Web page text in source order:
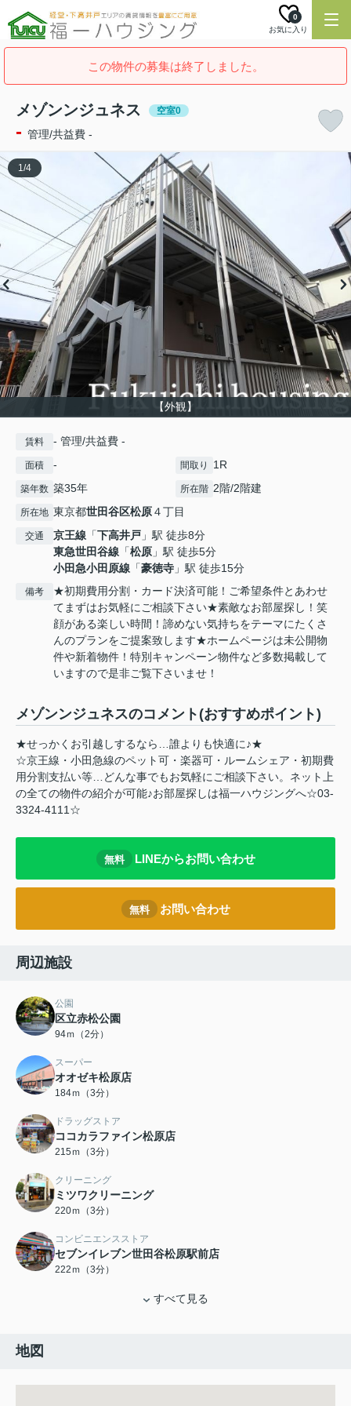
お気に入り
0
この物件の募集は終了しました。
メゾンンジュネス 空室0
- 管理/共益費 -
【外観】
1/4
賃料 - 管理/共益費 -
面積 - 間取り 1R
築年数 築35年 所在階 2階/2階建
所在地 東京都世田谷区松原４丁目
交通 京王線 「下高井戸 」駅 徒歩8分
東急世田谷線 「松原 」駅 徒歩5分
小田急小田原線 「豪徳寺 」駅 徒歩15分
備考
★初期費用分割・カード決済可能！ご希望条件とあわせ
てまずはお気軽にご相談下さい★素敵なお部屋探し！笑
顔がある楽しい時間！諦めない気持ちをテーマにたくさ
んのプランをご提案致します★ホームページは未公開物
件や新着物件！特別キャンペーン物件など多数掲載して
いますので是非ご覧下さいませ！
メゾンンジュネスのコメント(おすすめポイント)
★せっかくお引越しするなら…誰よりも快適に♪★
☆京王線・小田急線のペット可・楽器可・ルームシェア・初期費
用分割支払い等…どんな事でもお気軽にご相談下さい。ネット上
の全ての物件の紹介が可能♪お部屋探しは福一ハウジングへ☆03-
3324-4111☆
無料 LINEからお問い合わせ
無料 お問い合わせ
周辺施設
公園
区立赤松公園
94ｍ（2分）
スーパー
オオゼキ松原店
184ｍ（3分）
ドラッグストア
ココカラファイン松原店
215ｍ（3分）
クリーニング
ミツワクリーニング
220ｍ（3分）
コンビニエンスストア
セブンイレブン世田谷松原駅前店
222ｍ（3分）
すべて見る
地図